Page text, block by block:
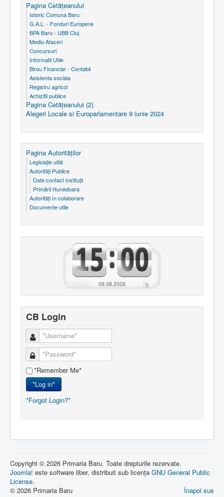
Pagina Cetăţeanului
Istoric Comuna Baru
G.A.L. - Fonduri Europene
BPA Baru - UBB Cluj
Mediu Afaceri
Concursuri
Informatii Utile
Birou Financiar - Contabil
Asistenta sociala
Registru agricol
Achizitii publice
Pagina Cetăţeanului (2)
Alegeri Locale si Europarlamentare 9 iunie 2024
Pagina Autorităţilor
Legislaţie utilă
Autorităţi Publice
Date contact instituţii
Primării Hunedoara
Autorităţi în colaborare
Documente utile
09.08.2026
CB Login
*Remember Me*
*Log in*
*Forgot Login?*
Copyright © 2026 Primaria Baru. Toate drepturile rezervate.
Joomla! este software liber, distribuit sub licența GNU General Public
License.
Înapoi sus
© 2026 Primaria Baru